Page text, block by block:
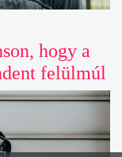
hogy a
felülmúl